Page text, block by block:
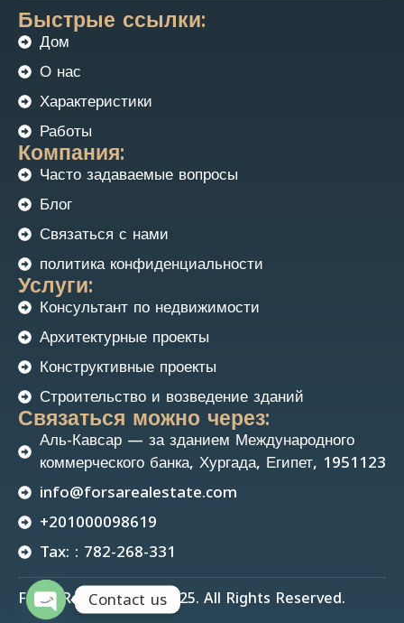
Быстрые ссылки:
Дом
О нас
Характеристики
Работы
Компания:
Часто задаваемые вопросы
Блог
Связаться с нами
политика конфиденциальности
Услуги:
Консультант по недвижимости
Архитектурные проекты
Конструктивные проекты
Строительство и возведение зданий
Связаться можно через:
Аль-Кавсар — за зданием Международного
коммерческого банка, Хургада, Египет, 1951123
info@forsarealestate.com
+201000098619
Tax: : 782-268-331
Forsa Real Estate © 2025. All Rights Reserved.
Contact us